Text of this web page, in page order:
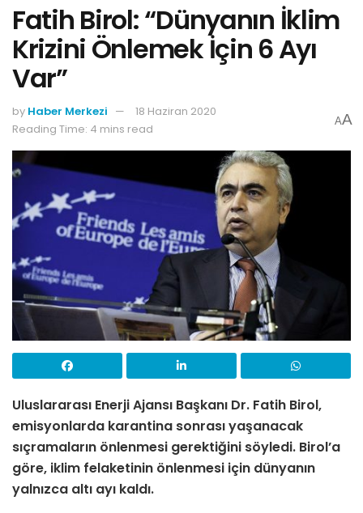
Fatih Birol: “Dünyanın İklim
Krizini Önlemek İçin 6 Ayı
Var”
by Haber Merkezi
18 Haziran 2020
Reading Time: 4 mins read
AA
Uluslararası Enerji Ajansı Başkanı Dr. Fatih Birol,
emisyonlarda karantina sonrası yaşanacak
sıçramaların önlenmesi gerektiğini söyledi. Birol’a
göre, iklim felaketinin önlenmesi için dünyanın
yalnızca altı ayı kaldı.